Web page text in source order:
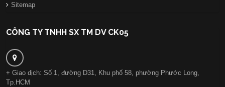
Sitemap
CÔNG TY TNHH SX TM DV CK05
+ Giao dịch: Số 1, đường D31, Khu phố 58, phường Phước Long,
Tp.HCM